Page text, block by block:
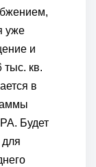
уже
и
кв.
в
Будет
для